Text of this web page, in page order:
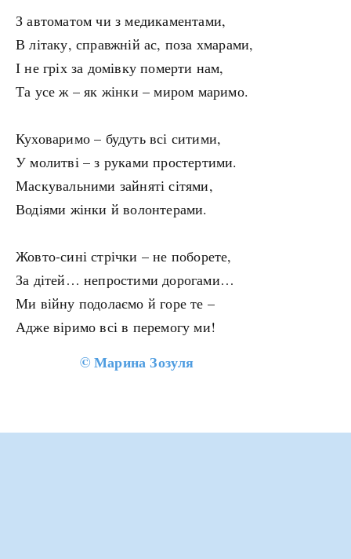
З автоматом чи з медикаментами,
В літаку, справжній ас, поза хмарами,
І не гріх за домівку померти нам,
Та усе ж – як жінки – миром маримо.
Куховаримо – будуть всі ситими,
У молитві – з руками простертими.
Маскувальними зайняті сітями,
Водіями жінки й волонтерами.
Жовто-сині стрічки – не поборете,
За дітей… непростими дорогами…
Ми війну подолаємо й горе те –
Адже віримо всі в перемогу ми!
©Марина Зозуля